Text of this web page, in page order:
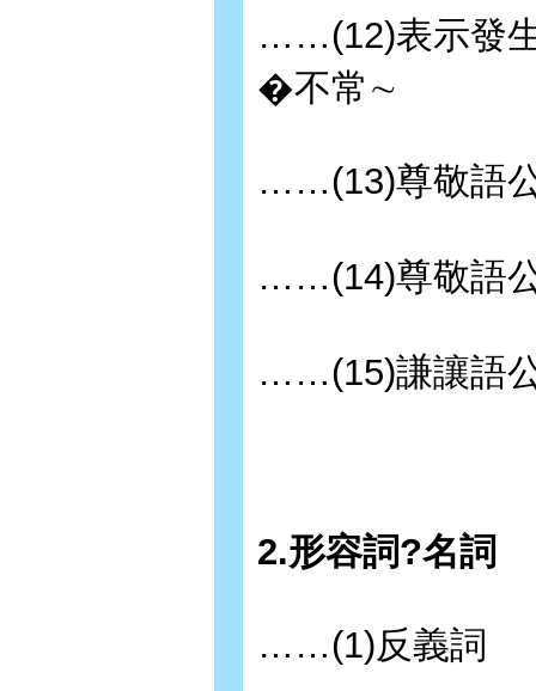
……(12)表示發
�不常∼
……(13)尊敬語
……(14)尊敬語
……(15)謙讓語
2.形容詞?名詞
……(1)反義詞